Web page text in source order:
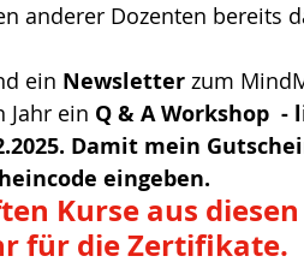
anderer Dozenten bereits
ein Newsletter zum
ein Q & A Workshop  -
Damit mein
eingeben.
Kurse aus
für die Zertifikate.